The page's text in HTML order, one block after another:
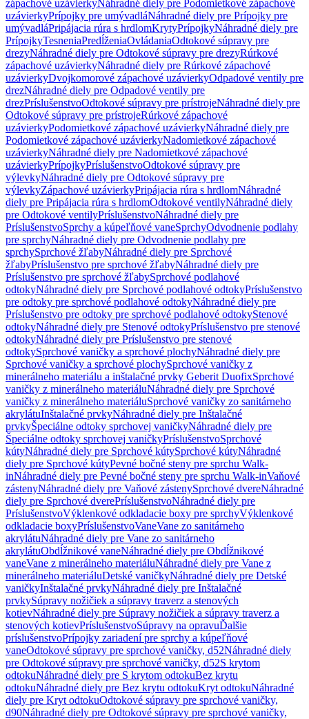
zápachové uzávierkyNáhradné diely pre Podomietkové zápachové
uzávierkyPrípojky pre umývadláNáhradné diely pre Prípojky pre
umývadláPripájacia rúra s hrdlomKrytyPrípojkyNáhradné diely pre
PrípojkyTesneniaPredĺženiaOvládaniaOdtokové súpravy pre
drezyNáhradné diely pre Odtokové súpravy pre drezyRúrkové
zápachové uzávierkyNáhradné diely pre Rúrkové zápachové
uzávierkyDvojkomorové zápachové uzávierkyOdpadové ventily pre
drezNáhradné diely pre Odpadové ventily pre
drezPríslušenstvoOdtokové súpravy pre prístrojeNáhradné diely pre
Odtokové súpravy pre prístrojeRúrkové zápachové
uzávierkyPodomietkové zápachové uzávierkyNáhradné diely pre
Podomietkové zápachové uzávierkyNadomietkové zápachové
uzávierkyNáhradné diely pre Nadomietkové zápachové
uzávierkyPrípojkyPríslušenstvoOdtokové súpravy pre
výlevkyNáhradné diely pre Odtokové súpravy pre
výlevkyZápachové uzávierkyPripájacia rúra s hrdlomNáhradné
diely pre Pripájacia rúra s hrdlomOdtokové ventilyNáhradné diely
pre Odtokové ventilyPríslušenstvoNáhradné diely pre
PríslušenstvoSprchy a kúpeľňové vaneSprchyOdvodnenie podlahy
pre sprchyNáhradné diely pre Odvodnenie podlahy pre
sprchySprchové žľabyNáhradné diely pre Sprchové
žľabyPríslušenstvo pre sprchové žľabyNáhradné diely pre
Príslušenstvo pre sprchové žľabySprchové podlahové
odtokyNáhradné diely pre Sprchové podlahové odtokyPríslušenstvo
pre odtoky pre sprchové podlahové odtokyNáhradné diely pre
Príslušenstvo pre odtoky pre sprchové podlahové odtokyStenové
odtokyNáhradné diely pre Stenové odtokyPríslušenstvo pre stenové
odtokyNáhradné diely pre Príslušenstvo pre stenové
odtokySprchové vaničky a sprchové plochyNáhradné diely pre
Sprchové vaničky a sprchové plochySprchové vaničky z
minerálneho materiálu a inštalačné prvky Geberit DuofixSprchové
vaničky z minerálneho materiáluNáhradné diely pre Sprchové
vaničky z minerálneho materiáluSprchové vaničky zo sanitárneho
akrylátuInštalačné prvkyNáhradné diely pre Inštalačné
prvkyŠpeciálne odtoky sprchovej vaničkyNáhradné diely pre
Špeciálne odtoky sprchovej vaničkyPríslušenstvoSprchové
kútyNáhradné diely pre Sprchové kútySprchové kútyNáhradné
diely pre Sprchové kútyPevné bočné steny pre sprchu Walk-
inNáhradné diely pre Pevné bočné steny pre sprchu Walk-inVaňové
zástenyNáhradné diely pre Vaňové zástenySprchové dvereNáhradné
diely pre Sprchové dverePríslušenstvoNáhradné diely pre
PríslušenstvoVýklenkové odkladacie boxy pre sprchyVýklenkové
odkladacie boxyPríslušenstvoVaneVane zo sanitárneho
akrylátuNáhradné diely pre Vane zo sanitárneho
akrylátuObdĺžnikové vaneNáhradné diely pre Obdĺžnikové
vaneVane z minerálneho materiáluNáhradné diely pre Vane z
minerálneho materiáluDetské vaničkyNáhradné diely pre Detské
vaničkyInštalačné prvkyNáhradné diely pre Inštalačné
prvkySúpravy nožičiek a súpravy traverz a stenových
kotievNáhradné diely pre Súpravy nožičiek a súpravy traverz a
stenových kotievPríslušenstvoSúpravy na opravuĎalšie
príslušenstvoPrípojky zariadení pre sprchy a kúpeľňové
vaneOdtokové súpravy pre sprchové vaničky, d52Náhradné diely
pre Odtokové súpravy pre sprchové vaničky, d52S krytom
odtokuNáhradné diely pre S krytom odtokuBez krytu
odtokuNáhradné diely pre Bez krytu odtokuKryt odtokuNáhradné
diely pre Kryt odtokuOdtokové súpravy pre sprchové vaničky,
d90Náhradné diely pre Odtokové súpravy pre sprchové vaničky,